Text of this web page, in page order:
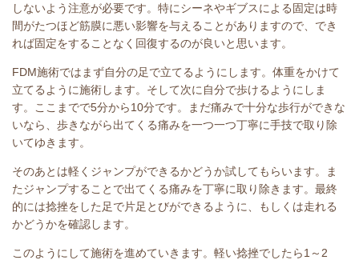
しないよう注意が必要です。特にシーネやギブスによる固定は時
間がたつほど筋膜に悪い影響を与えることがありますので、でき
れば固定をすることなく回復するのが良いと思います。
FDM施術ではまず自分の足で立てるようにします。体重をかけて
立てるように施術します。そして次に自分で歩けるようにしま
す。ここまでで5分から10分です。まだ痛みで十分な歩行ができな
いなら、歩きながら出てくる痛みを一つ一つ丁寧に手技で取り除
いてゆきます。
そのあとは軽くジャンプができるかどうか試してもらいます。ま
たジャンプすることで出てくる痛みを丁寧に取り除きます。最終
的には捻挫をした足で片足とびができるように、もしくは走れる
かどうかを確認します。
このようにして施術を進めていきます。軽い捻挫でしたら1～2